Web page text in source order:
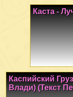
Каста -
Каспийский
Влади) (Текст